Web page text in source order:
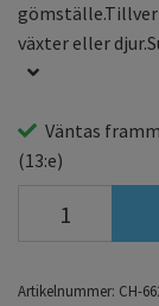
växter eller
Väntas
(13:e)
Artikelnummer: CH-